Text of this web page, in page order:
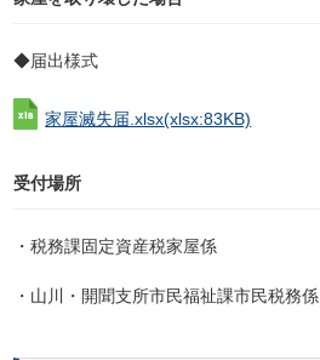
◆届出様式
家屋滅失届.xlsx(xlsx:83KB)
受付場所
・税務課固定資産税家屋係
・山川・開聞支所市民福祉課市民税務係